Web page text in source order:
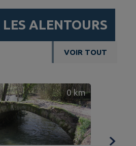
LES ALENTOURS
VOIR TOUT
0 km